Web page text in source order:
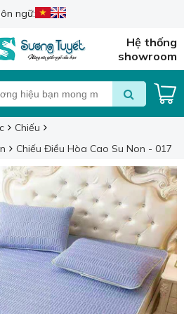
ngữ:
Hệ thống
showroom
Chiếu
Chiếu Điều Hòa Cao Su Non - 017